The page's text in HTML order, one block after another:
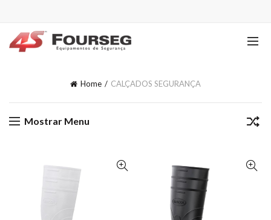
Home CALÇADOS SEGURANÇA
Mostrar Menu